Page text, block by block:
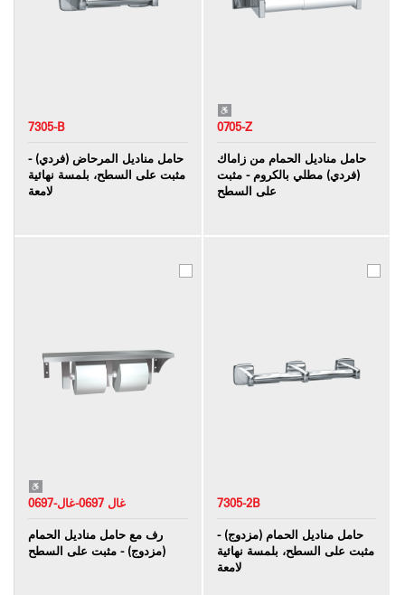
7305-B
حامل مناديل المرحاض (فردي) -
مثبت على السطح، بلمسة نهائية
لامعة
0705-Z
حامل مناديل الحمام من زاماك
(فردي) مطلي بالكروم - مثبت
على السطح
0697-غال 0697-غال
رف مع حامل مناديل الحمام
(مزدوج) - مثبت على السطح
7305-2B
حامل مناديل الحمام (مزدوج) -
مثبت على السطح، بلمسة نهائية
لامعة